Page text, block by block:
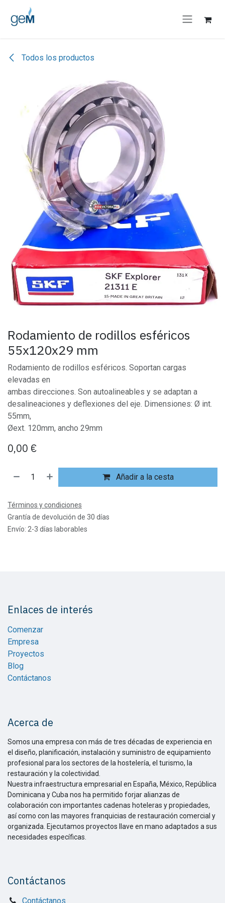
Ir al contenido
Todos los productos
Rodamiento de rodillos esféricos
55x120x29 mm
Rodamiento de rodillos esféricos. Soportan cargas
elevadas en
ambas direcciones. Son autoalineables y se adaptan a
desalineaciones y deflexiones del eje. Dimensiones: Ø int.
55mm,
Øext. 120mm, ancho 29mm
0,00 €
Añadir a la cesta
Términos y condiciones
Grantía de devolución de 30 días
Envío: 2-3 días laborables
Enlaces de interés
Comenzar
Empresa
Proyectos
Blog
Contáctanos
Acerca de
Somos una empresa con más de tres décadas de experiencia en
el diseño, planificación, instalación y suministro de equipamiento
profesional para los sectores de la hostelería, el turismo, la
restauración y la colectividad.
Nuestra infraestructura empresarial en España, México, República
Dominicana y Cuba nos ha permitido forjar alianzas de
colaboración con importantes cadenas hoteleras y propiedades,
así como con las mayores franquicias de restauración comercial y
organizada. Ejecutamos proyectos llave en mano adaptados a sus
necesidades específicas.
Contáctanos
Contáctanos